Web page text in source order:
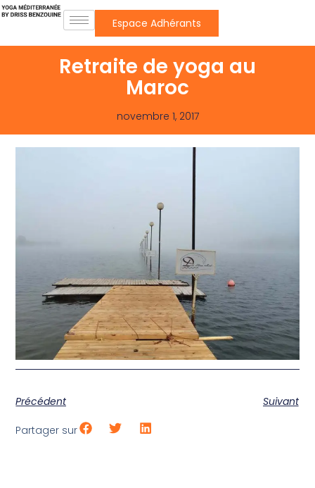
Espace Adhérants
Retraite de yoga au
Maroc
novembre 1, 2017
Précédent Suivant
Partager sur